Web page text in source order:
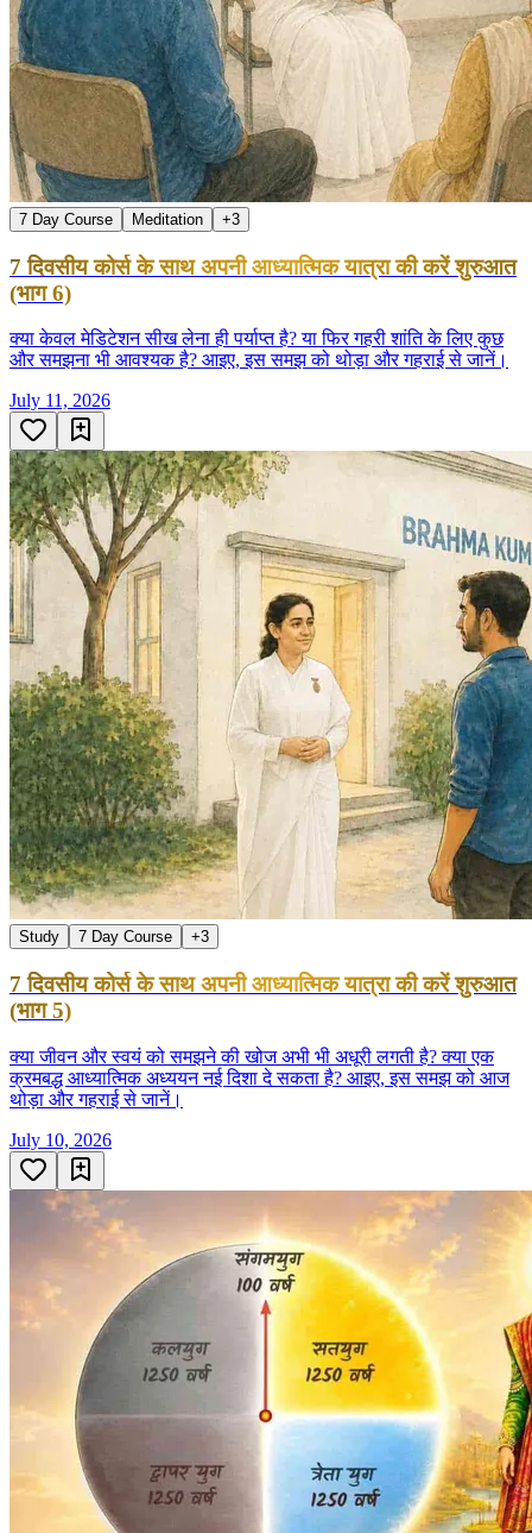
7 Day Course Meditation +3
7 दिवसीय कोर्स के साथ अपनी आध्यात्मिक यात्रा की करें शुरुआत
(भाग 6)
क्या केवल मेडिटेशन सीख लेना ही पर्याप्त है? या फिर गहरी शांति के लिए कुछ
और समझना भी आवश्यक है? आइए, इस समझ को थोड़ा और गहराई से जानें।
July 11, 2026
Study 7 Day Course +3
7 दिवसीय कोर्स के साथ अपनी आध्यात्मिक यात्रा की करें शुरुआत
(भाग 5)
क्या जीवन और स्वयं को समझने की खोज अभी भी अधूरी लगती है? क्या एक
क्रमबद्ध आध्यात्मिक अध्ययन नई दिशा दे सकता है? आइए, इस समझ को आज
थोड़ा और गहराई से जानें।
July 10, 2026